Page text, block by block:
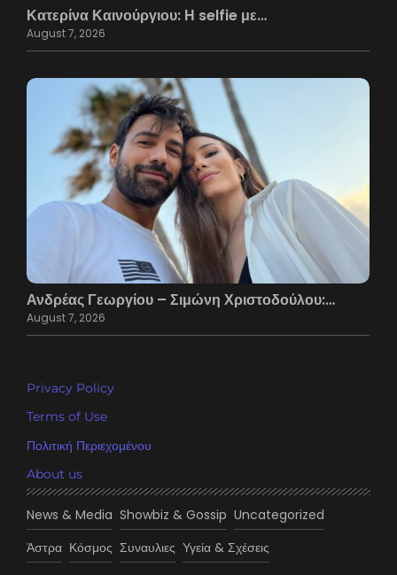
Κατερίνα Καινούργιου: Η selfie με…
August 7, 2026
Ανδρέας Γεωργίου – Σιμώνη Χριστοδούλου:…
August 7, 2026
Privacy Policy
Terms of Use
Πολιτική Περιεχομένου
About us
News & Media Showbiz & Gossip Uncategorized
Άστρα Κόσμος Συναυλιες Υγεία & Σχέσεις